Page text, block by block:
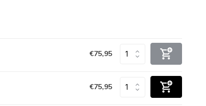
€75,95
€75,95